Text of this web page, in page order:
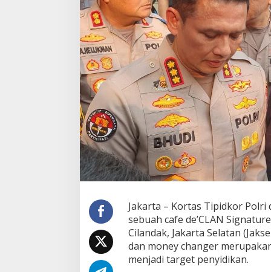
o
l
a
M
e
t
r
o
G
e
l
e
d
a
h
C
e
d
a
n
M
o
Jakarta – Kortas Tipidkor Polri
sebuah cafe de’CLAN
Cilandak, Jakarta Selatan
dan money changer
menjadi target penyidikan.